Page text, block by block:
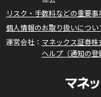
リスク・手数料などの重要事
個人情報のお取り扱いについ
マネックス証券株
ヘルプ（通知の登